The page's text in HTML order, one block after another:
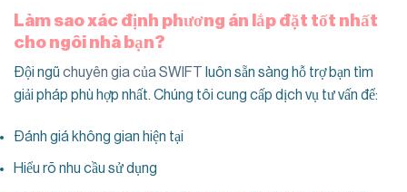
Làm sao xác định phương án lắp đặt tốt nhất
cho ngôi nhà bạn?
Đội ngũ chuyên gia của SWIFT luôn sẵn sàng hỗ trợ bạn tìm
giải pháp phù hợp nhất. Chúng tôi cung cấp dịch vụ tư vấn để:
Đánh giá không gian hiện tại
Hiểu rõ nhu cầu sử dụng